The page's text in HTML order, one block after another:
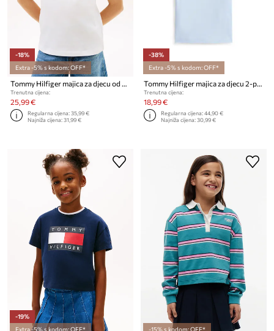
-18%
Extra -5% s kodom: OFF*
Tommy Hilfiger majica za djecu od pamuka
Trenutna cijena:
25,99 €
Regularna cijena:35,99 €
Najniža cijena:31,99 €
-38%
Extra -5% s kodom: OFF*
Tommy Hilfiger majica za djecu 2-pack
Trenutna cijena:
18,99 €
Regularna cijena:44,90 €
Najniža cijena:30,99 €
-19%
Extra -5% s kodom: OFF*
-15% s kodom: OFF*